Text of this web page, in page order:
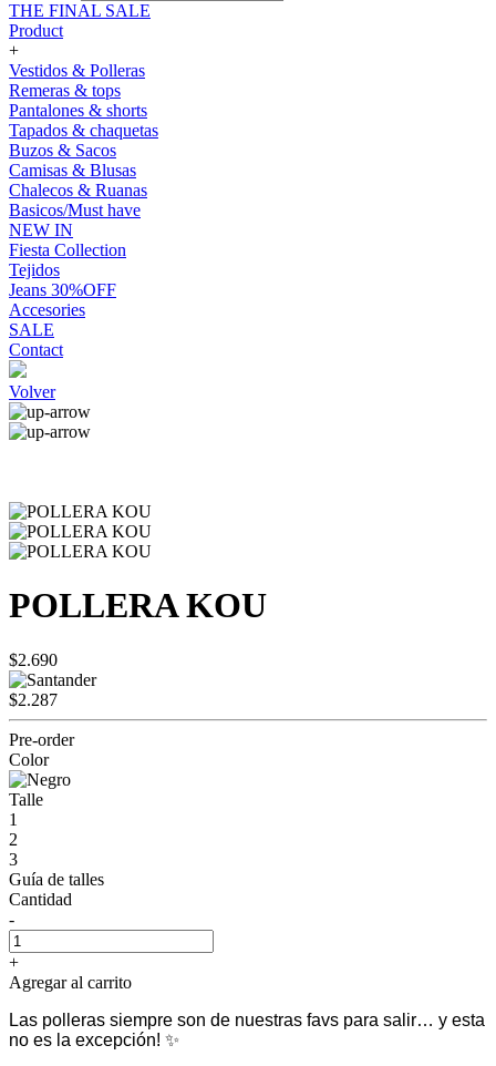
THE FINAL SALE
Product
+
Vestidos & Polleras
Remeras & tops
Pantalones & shorts
Tapados & chaquetas
Buzos & Sacos
Camisas & Blusas
Chalecos & Ruanas
Basicos/Must have
NEW IN
Fiesta Collection
Tejidos
Jeans 30%OFF
Accesories
SALE
Contact
Volver
POLLERA KOU
$2.690
$2.287
Pre-order
Color
Talle
1
2
3
Guía de talles
Cantidad
-
+
Agregar al carrito
Las polleras siempre son de nuestras favs para salir… y esta
no es la excepción! ✨